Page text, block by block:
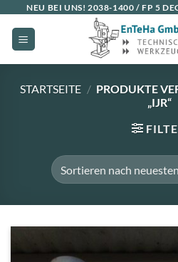
Inhalt
springen
NEU BEI UNS! 2038-1400 / FP 5
STARTSEITE / PRODUKTE
„IJR“